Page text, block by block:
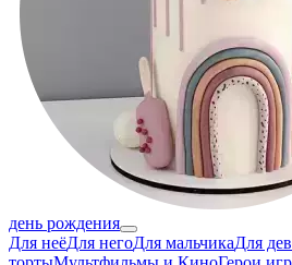
день рождения
Для неёДля негоДля мальчикаДля